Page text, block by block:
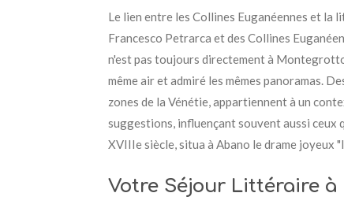
Le lien entre les Collines Euganéennes et
Francesco Petrarca et des Collines
n'est pas toujours directement à
même air et admiré les mêmes panoramas.
zones de la Vénétie, appartiennent à un
suggestions, influençant souvent aussi ceux
XVIIIe siècle, situa à Abano le drame joyeux
Votre Séjour Littéraire à